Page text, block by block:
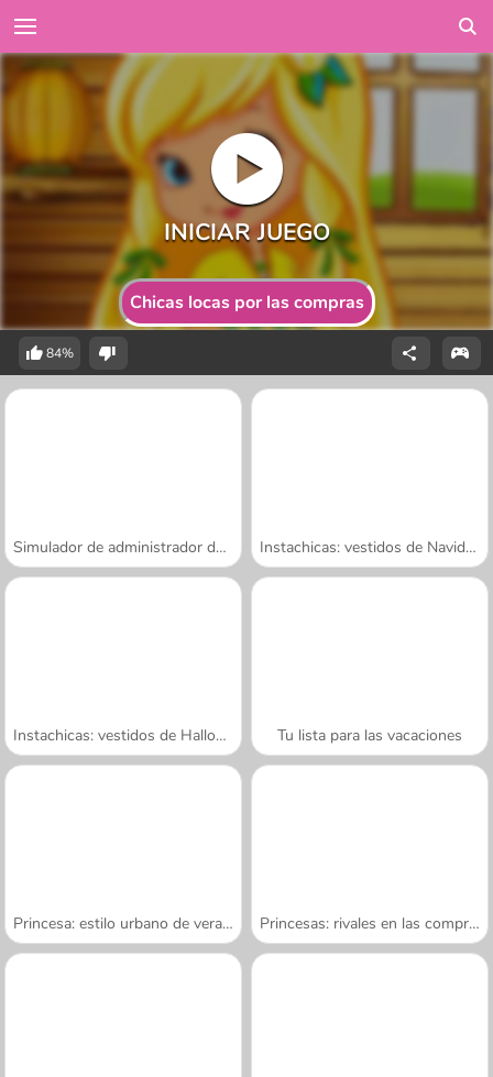
Chicas locas por las compras
84%
Simulador de administrador de aeropuerto Instachicas: vestidos de Navidad
Instachicas: vestidos de Halloween Tu lista para las vacaciones
Princesa: estilo urbano de verano Princesas: rivales en las compras